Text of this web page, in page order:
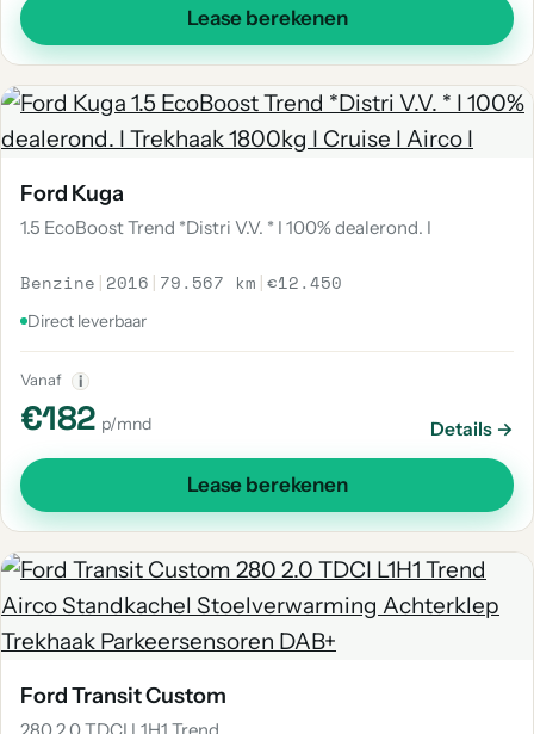
Lease berekenen
Ford Kuga
1.5 EcoBoost Trend *Distri V.V. * I 100% dealerond. I
Benzine | 2016 | 79.567 km |€12.450
Direct leverbaar
Vanaf i
€182 p/mnd Details →
Lease berekenen
Ford Transit Custom